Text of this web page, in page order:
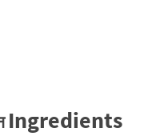
Ingredients